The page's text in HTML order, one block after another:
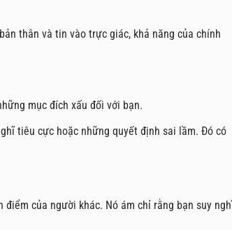
thân và tin vào trực giác, khả năng của chính
mục đích xấu đối với bạn.
tiêu cực hoặc những quyết định sai lầm. Đó có
của người khác. Nó ám chỉ rằng bạn suy